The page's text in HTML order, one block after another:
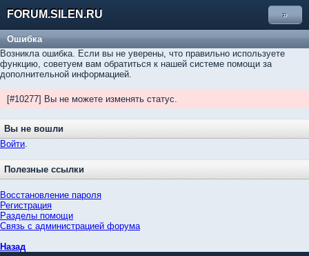
FORUM.SILEN.RU »
Ошибка
Возникла ошибка. Если вы не уверены, что правильно используете
функцию, советуем вам обратиться к нашей системе помощи за
дополнительной информацией.
[#10277] Вы не можете изменять статус.
Вы не вошли
Войти.
Полезные ссылки
Восстановление пароля
Регистрация
Разделы помощи
Связь с администрацией форума
Назад